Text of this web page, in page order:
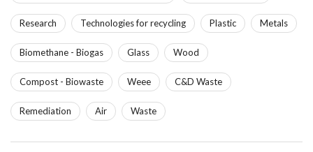
Research Technologies for recycling Plastic Metals
Biomethane - Biogas Glass Wood
Compost - Biowaste Weee C&D Waste
Remediation Air Waste